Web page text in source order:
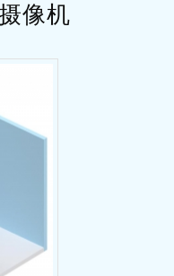
像机